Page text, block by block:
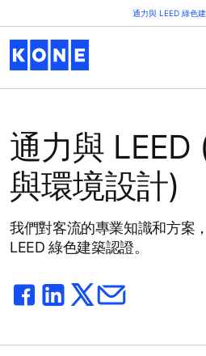
通力與 LEED 綠色
通力與 LEED
與環境設計)
我們對客流的專業知識和方案
LEED 綠色建築認證。